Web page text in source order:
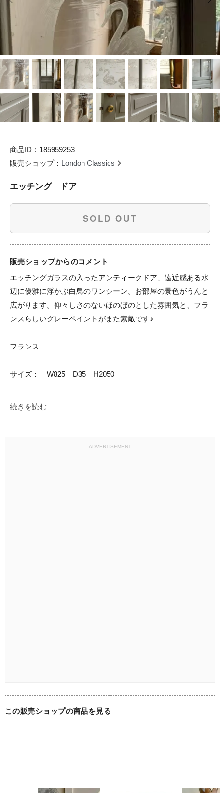
商品ID：185959253
販売ショップ： London Classics
エッチング ドア
SOLD OUT
販売ショップからのコメント
エッチングガラスの入ったアンティークドア、遠近感ある水
辺に優雅に浮かぶ白鳥のワンシーン。お部屋の景色がうんと
広がります。仰々しさのないほのぼのとした雰囲気と、フラ
ンスらしいグレーペイントがまた素敵です♪
フランス
サイズ：　W825　D35　H2050
続きを読む
ADVERTISEMENT
この販売ショップの商品を見る